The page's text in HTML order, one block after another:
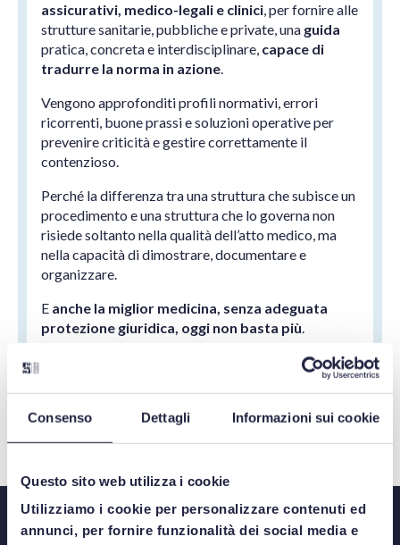
Consenso Dettagli Informazioni sui cookie
Questo sito web utilizza i cookie
Utilizziamo i cookie per personalizzare contenuti ed
annunci, per fornire funzionalità dei social media e
assicurativi, medico-legali e clinici, per fornire alle
strutture sanitarie, pubbliche e private, una guida
pratica, concreta e interdisciplinare, capace di
tradurre la norma in azione.
Vengono approfonditi profili normativi, errori
ricorrenti, buone prassi e soluzioni operative per
prevenire criticità e gestire correttamente il
contenzioso.
Perché la differenza tra una struttura che subisce un
procedimento e una struttura che lo governa non
risiede soltanto nella qualità dell’atto medico, ma
nella capacità di dimostrare, documentare e
organizzare.
E anche la miglior medicina, senza adeguata
protezione giuridica, oggi non basta più.